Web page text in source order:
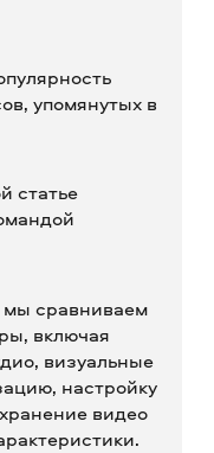
упомянутых в
статье
сравниваем
включая
визуальные
настройку
видео